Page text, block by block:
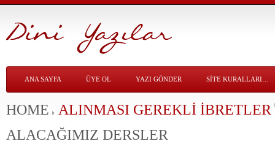
ANA SAYFA ÜYE OL YAZI GÖNDER SITE KURALLARI…
HOME
ALINMASI GEREKLI İBRETLER
ALACAĞIMIZ DERSLER